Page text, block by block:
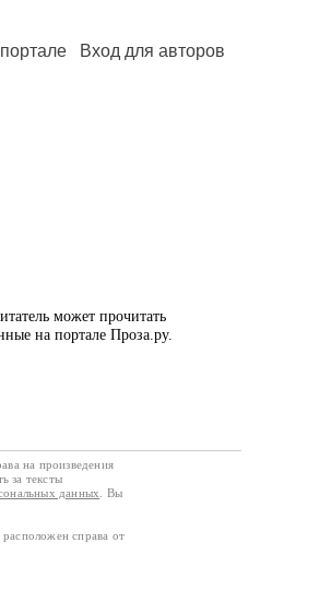
Вход для авторов
может прочитать
на портале Проза.ру.
на произведения
за тексты
данных
. Вы
справа от